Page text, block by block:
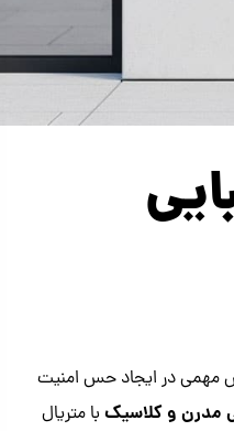
مهمی در ایجاد حس امنیت
مدرن و کلاسیک با متریال